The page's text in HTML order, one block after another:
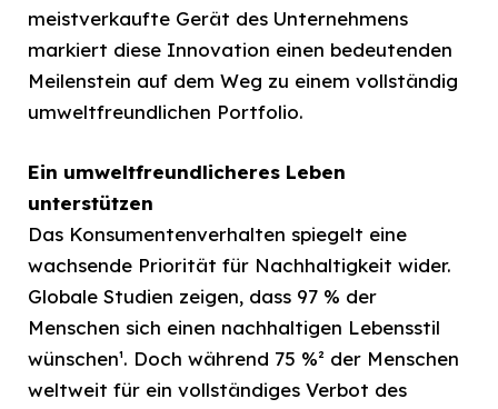
meistverkaufte Gerät des Unternehmens
markiert diese Innovation einen bedeutenden
Meilenstein auf dem Weg zu einem vollständig
umweltfreundlichen Portfolio.
Ein umweltfreundlicheres Leben
unterstützen
Das Konsumentenverhalten spiegelt eine
wachsende Priorität für Nachhaltigkeit wider.
Globale Studien zeigen, dass 97 % der
Menschen sich einen nachhaltigen Lebensstil
wünschen¹. Doch während 75 %² der Menschen
weltweit für ein vollständiges Verbot des